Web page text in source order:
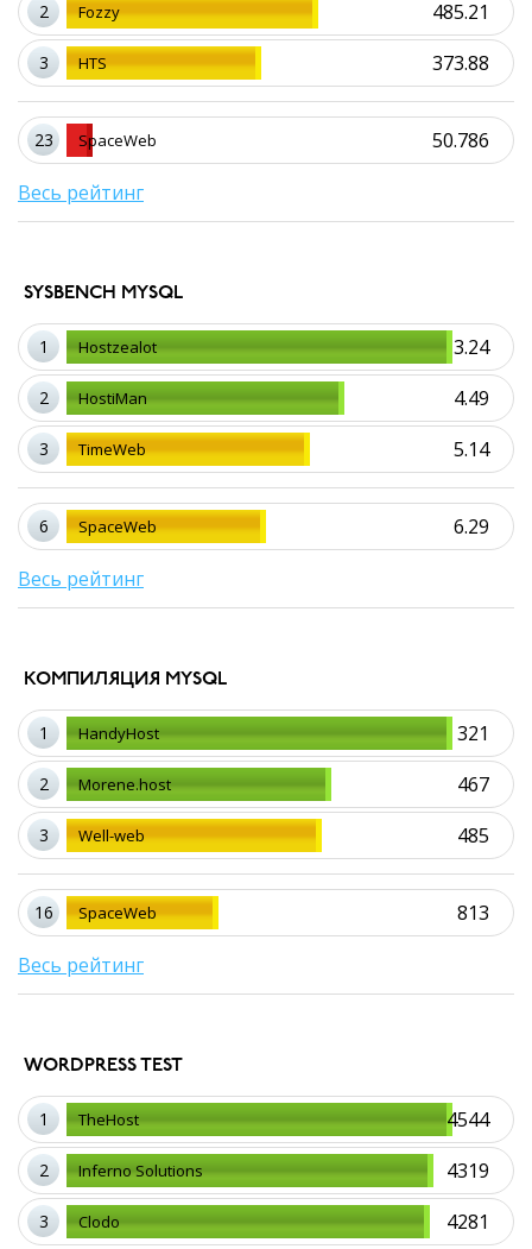
2 485.21
Fozzy
3 373.88
HTS
23 50.786
SpaceWeb
Весь рейтинг
SYSBENCH MYSQL
1 3.24
Hostzealot
2 4.49
HostiMan
3 5.14
TimeWeb
6 6.29
SpaceWeb
Весь рейтинг
КОМПИЛЯЦИЯ MYSQL
1 321
HandyHost
2 467
Morene.host
3 485
Well-web
16 813
SpaceWeb
Весь рейтинг
WORDPRESS TEST
1 4544
TheHost
2 4319
Inferno Solutions
3 4281
Clodo